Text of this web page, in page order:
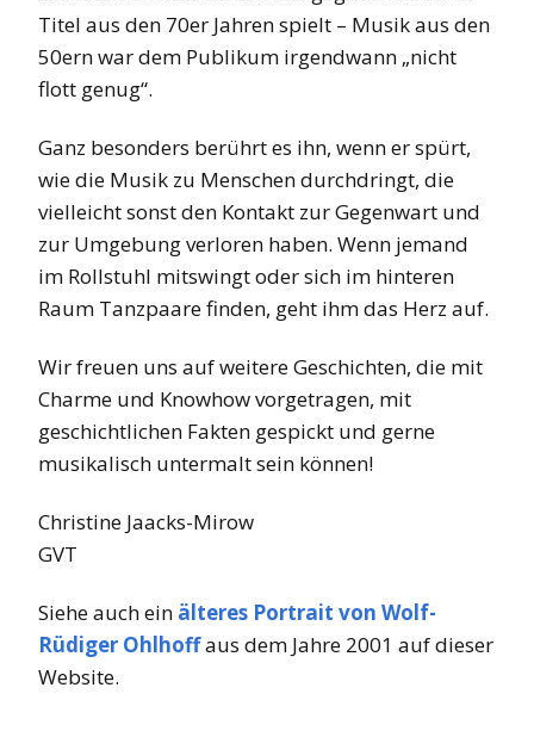
Titel aus den 70er Jahren spielt – Musik aus den
50ern war dem Publikum irgendwann „nicht
flott genug“.
Ganz besonders berührt es ihn, wenn er spürt,
wie die Musik zu Menschen durchdringt, die
vielleicht sonst den Kontakt zur Gegenwart und
zur Umgebung verloren haben. Wenn jemand
im Rollstuhl mitswingt oder sich im hinteren
Raum Tanzpaare finden, geht ihm das Herz auf.
Wir freuen uns auf weitere Geschichten, die mit
Charme und Knowhow vorgetragen, mit
geschichtlichen Fakten gespickt und gerne
musikalisch untermalt sein können!
Christine Jaacks-Mirow
GVT
Siehe auch ein älteres Portrait von Wolf-
Rüdiger Ohlhoffaus dem Jahre 2001 auf dieser
Website.